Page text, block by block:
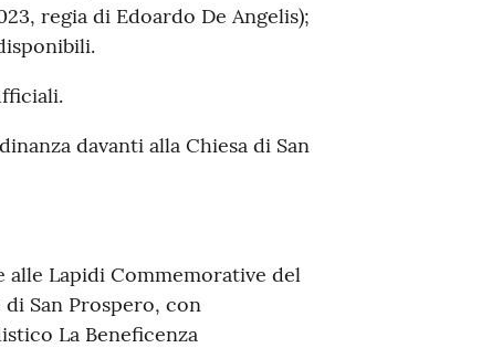
regia di Edoardo De Angelis);
davanti alla Chiesa di San
Lapidi Commemorative del
San Prospero, con
La Beneficenza